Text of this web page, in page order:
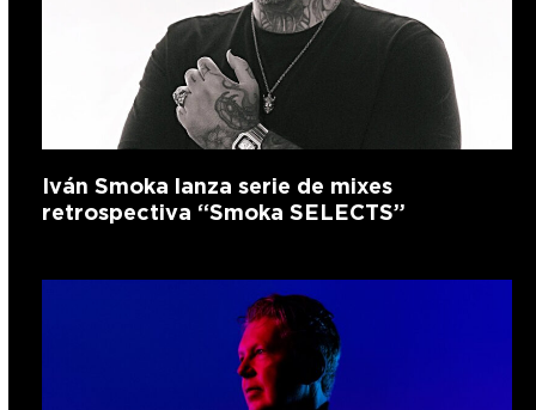
Iván Smoka lanza serie de mixes
retrospectiva “Smoka SELECTS”